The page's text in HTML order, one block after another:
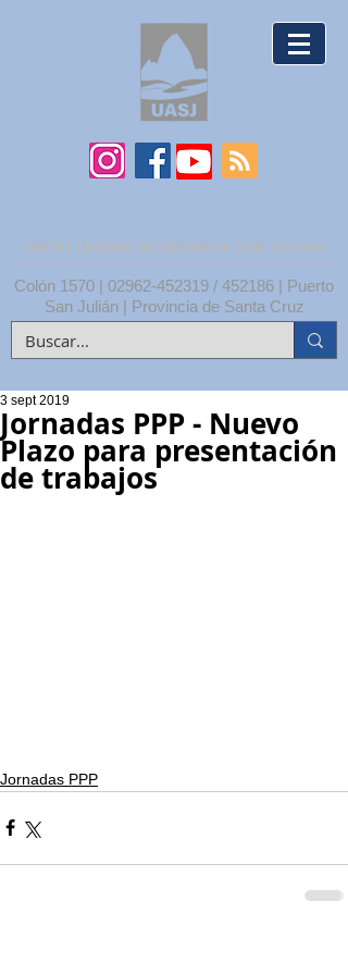
UNPA | UNIDAD ACADÉMICA SAN JULIÁN
Colón 1570 | 02962-452319 / 452186 | Puerto
San Julián | Provincia de Santa Cruz
Jornadas PPP - Nuevo
Plazo para presentación
de trabajos
3 sept 2019
Jornadas PPP